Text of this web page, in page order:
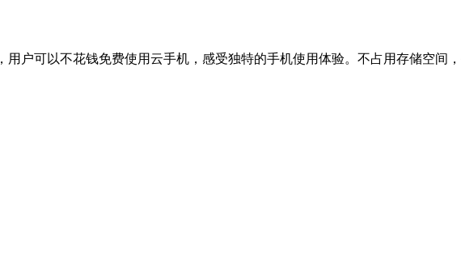
，用户可以不花钱免费使用云手机，感受独特的手机使用体验。不占用存储空间